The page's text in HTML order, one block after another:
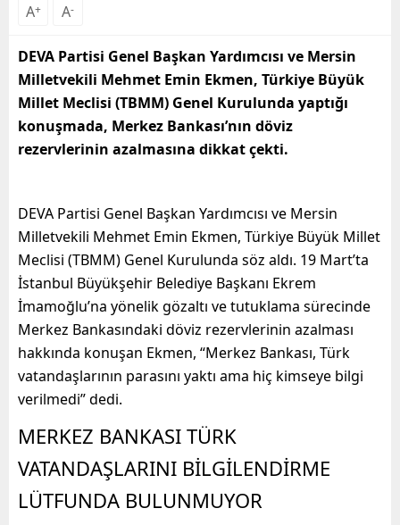
A+ A-
DEVA Partisi Genel Başkan Yardımcısı ve Mersin
Milletvekili Mehmet Emin Ekmen, Türkiye Büyük
Millet Meclisi (TBMM) Genel Kurulunda yaptığı
konuşmada, Merkez Bankası’nın döviz
rezervlerinin azalmasına dikkat çekti.
DEVA Partisi Genel Başkan Yardımcısı ve Mersin
Milletvekili Mehmet Emin Ekmen, Türkiye Büyük Millet
Meclisi (TBMM) Genel Kurulunda söz aldı. 19 Mart’ta
İstanbul Büyükşehir Belediye Başkanı Ekrem
İmamoğlu’na yönelik gözaltı ve tutuklama sürecinde
Merkez Bankasındaki döviz rezervlerinin azalması
hakkında konuşan Ekmen, “Merkez Bankası, Türk
vatandaşlarının parasını yaktı ama hiç kimseye bilgi
verilmedi” dedi.
MERKEZ BANKASI TÜRK
VATANDAŞLARINI BİLGİLENDİRME
LÜTFUNDA BULUNMUYOR